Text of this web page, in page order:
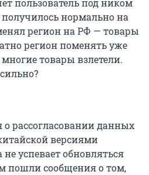
пользователь под ником
нормально на
регион на РФ — товары
регион поменять уже
товары взлетели.
рассогласовании данных
версиями
успевает обновляться
пошли сообщения о том,